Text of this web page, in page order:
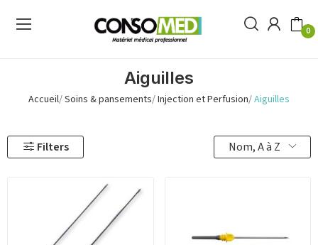
0
Aiguilles
Accueil Soins & pansements Injection et Perfusion Aiguilles
Filters Nom, A à Z